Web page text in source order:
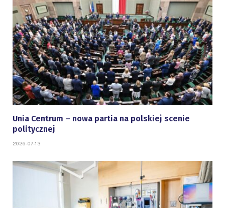
Unia Centrum – nowa partia na polskiej scenie
politycznej
2026-07-13